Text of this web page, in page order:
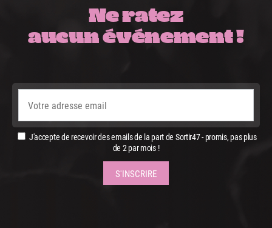
Ne ratez
aucun événement !
J'accepte de recevoir des emails de la part de Sortir47 - promis, pas plus
de 2 par mois !